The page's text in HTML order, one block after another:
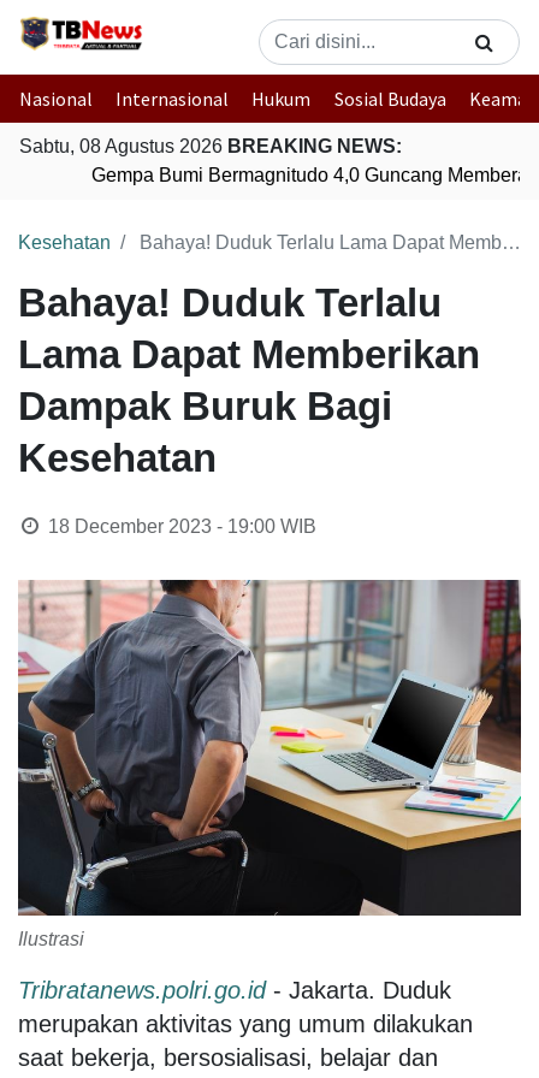
Nasional Internasional Hukum Sosial Budaya
Sabtu, 08 Agustus 2026 BREAKING NEWS:
Gempa Bumi Bermagnitudo 4,0 Guncang
Kesehatan Bahaya! Duduk Terlalu Lama Dapat Memberikan Dampak Buruk Bagi Kesehatan
Bahaya! Duduk Terlalu
Lama Dapat Memberikan
Dampak Buruk Bagi
Kesehatan
18 December 2023 - 19:00WIB
Ilustrasi
Tribratanews.polri.go.id- Jakarta. Duduk
merupakan aktivitas yang umum dilakukan
saat bekerja, bersosialisasi, belajar dan